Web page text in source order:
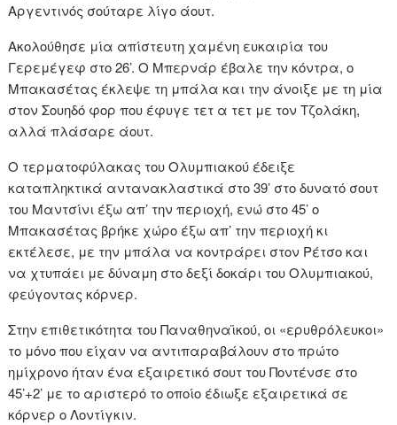
Αργεντινός σούταρε λίγο άουτ.
Ακολούθησε μία απίστευτη χαμένη ευκαιρία του
Γερεμέγεφ στο 26’. Ο Μπερνάρ έβαλε την κόντρα, ο
Μπακασέτας έκλεψε τη μπάλα και την άνοιξε με τη μία
στον Σουηδό φορ που έφυγε τετ α τετ με τον Τζολάκη,
αλλά πλάσαρε άουτ.
Ο τερματοφύλακας του Ολυμπιακού έδειξε
καταπληκτικά αντανακλαστικά στο 39’ στο δυνατό σουτ
του Μαντσίνι έξω απ’ την περιοχή, ενώ στο 45’ ο
Μπακασέτας βρήκε χώρο έξω απ’ την περιοχή κι
εκτέλεσε, με την μπάλα να κοντράρει στον Ρέτσο και
να χτυπάει με δύναμη στο δεξί δοκάρι του Ολυμπιακού,
φεύγοντας κόρνερ.
Στην επιθετικότητα του Παναθηναϊκού, οι «ερυθρόλευκοι»
το μόνο που είχαν να αντιπαραβάλουν στο πρώτο
ημίχρονο ήταν ένα εξαιρετικό σουτ του Ποντένσε στο
45’+2’ με το αριστερό το οποίο έδιωξε εξαιρετικά σε
κόρνερ ο Λοντίγκιν.